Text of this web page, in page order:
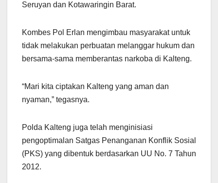
Seruyan dan Kotawaringin Barat.
Kombes Pol Erlan mengimbau masyarakat untuk
tidak melakukan perbuatan melanggar hukum dan
bersama-sama memberantas narkoba di Kalteng.
“Mari kita ciptakan Kalteng yang aman dan
nyaman,” tegasnya.
Polda Kalteng juga telah menginisiasi
pengoptimalan Satgas Penanganan Konflik Sosial
(PKS) yang dibentuk berdasarkan UU No. 7 Tahun
2012.